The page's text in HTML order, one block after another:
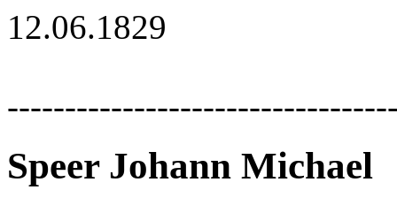
12.06.1829
Speer Johann Michael